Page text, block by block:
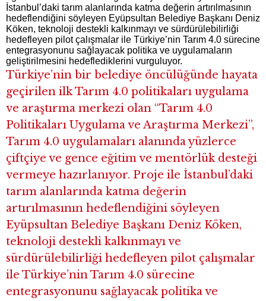
İstanbul’daki tarım alanlarında katma değerin artırılmasının
hedeflendiğini söyleyen Eyüpsultan Belediye Başkanı Deniz
Köken, teknoloji destekli kalkınmayı ve sürdürülebilirliği
hedefleyen pilot çalışmalar ile Türkiye’nin Tarım 4.0 sürecine
entegrasyonunu sağlayacak politika ve uygulamaların
geliştirilmesini hedeflediklerini vurguluyor.
Türkiye’nin bir belediye öncülüğünde hayata
geçirilen ilk Tarım 4.0 politikaları uygulama
ve araştırma merkezi olan “Tarım 4.0
Politikaları Uygulama ve Araştırma Merkezi”,
Tarım 4.0 uygulamaları alanında yüzlerce
çiftçiye ve gence eğitim ve mentörlük desteği
vermeye hazırlanıyor. Proje ile İstanbul’daki
tarım alanlarında katma değerin
artırılmasının hedeflendiğini söyleyen
Eyüpsultan Belediye Başkanı Deniz Köken,
teknoloji destekli kalkınmayı ve
sürdürülebilirliği hedefleyen pilot çalışmalar
ile Türkiye’nin Tarım 4.0 sürecine
entegrasyonunu sağlayacak politika ve